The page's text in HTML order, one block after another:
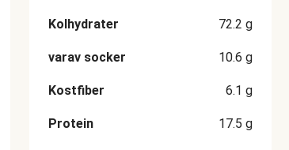
Kolhydrater 72.2 g
varav socker 10.6 g
Kostfiber 6.1 g
Protein 17.5 g